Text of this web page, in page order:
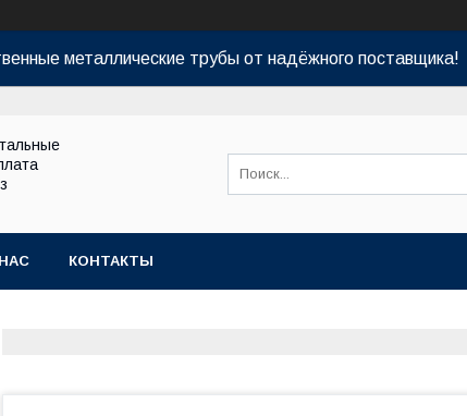
металлические трубы от надёжного поставщика!
КОНТАКТЫ